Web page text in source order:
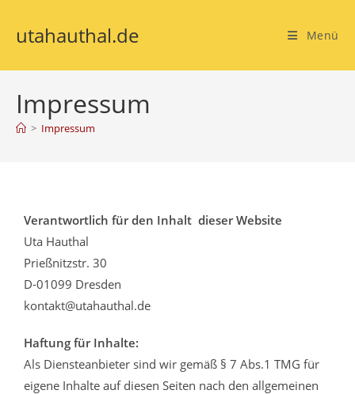
utahauthal.de Menü
Impressum
> Impressum
Verantwortlich für den Inhalt dieser Website
Uta Hauthal
Prießnitzstr. 30
D-01099 Dresden
kontakt@utahauthal.de
Haftung für Inhalte:
Als Diensteanbieter sind wir gemäß § 7 Abs.1 TMG für
eigene Inhalte auf diesen Seiten nach den allgemeinen